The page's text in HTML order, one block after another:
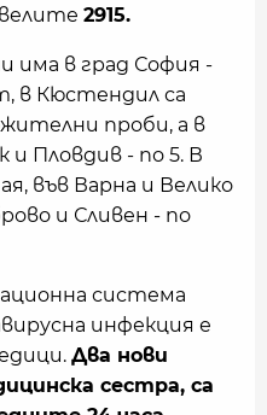
2915.
има в град София -
в Кюстендил са
проби, а в
и Пловдив - по 5. В
във Варна и Велико
и Сливен - по
система
инфекция е
Два нови
сестра, са